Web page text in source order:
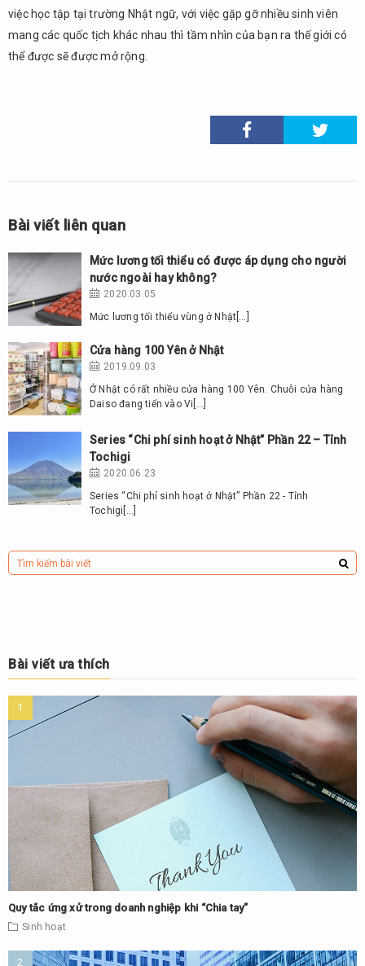
việc học tập tại trường Nhật ngữ, với việc gặp gỡ nhiều sinh viên
mang các quốc tịch khác nhau thì tầm nhìn của bạn ra thế giới có
thể được sẽ được mở rộng.
Bài viết liên quan
Mức lương tối thiểu có được áp dụng cho người
nước ngoài hay không?
2020.03.05
Mức lương tối thiểu vùng ở Nhật[…]
Cửa hàng 100 Yên ở Nhật
2019.09.03
Ở Nhật có rất nhiều cửa hàng 100 Yên. Chuỗi cửa hàng
Daiso đang tiến vào Vi[…]
Series “Chi phí sinh hoạt ở Nhật” Phần 22 – Tỉnh
Tochigi
2020.06.23
Series “Chi phí sinh hoạt ở Nhật” Phần 22 - Tỉnh
Tochigi[…]
Bài viết ưa thích
Quy tắc ứng xử trong doanh nghiệp khi “Chia tay”
Sinh hoạt